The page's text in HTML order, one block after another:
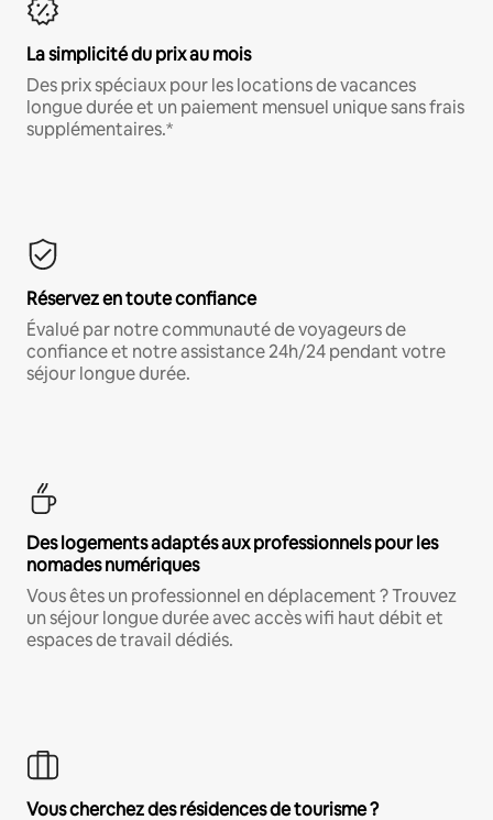
La simplicité du prix au mois
Des prix spéciaux pour les locations de vacances
longue durée et un paiement mensuel unique sans frais
supplémentaires.*
Réservez en toute confiance
Évalué par notre communauté de voyageurs de
confiance et notre assistance 24h/24 pendant votre
séjour longue durée.
Des logements adaptés aux professionnels pour les
nomades numériques
Vous êtes un professionnel en déplacement ? Trouvez
un séjour longue durée avec accès wifi haut débit et
espaces de travail dédiés.
Vous cherchez des résidences de tourisme ?